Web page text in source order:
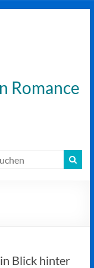
Romance
Blick hinter